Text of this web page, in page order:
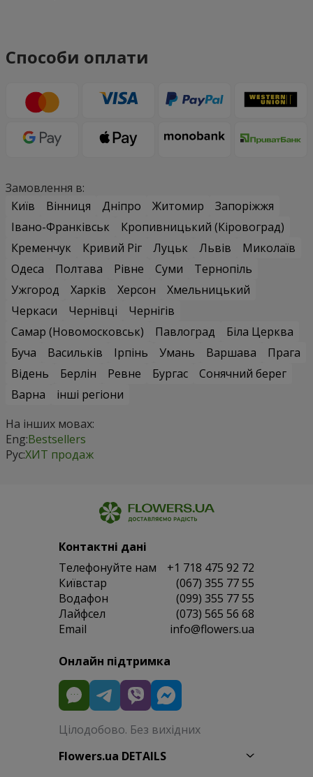
Способи оплати
Замовлення в:
Київ
Вінниця Дніпро Житомир
Запоріжжя
Івано-Франківськ
Кропивницький (Кіровоград)
Кременчук
Кривий Ріг Луцьк Львів
Миколаїв
Одеса
Полтава Рівне Суми
Тернопіль
Ужгород
Харків Херсон
Хмельницький
Черкаси
Чернівці
Чернігів
Самар (Новомосковськ)
Павлоград
Біла Церква
Буча
Васильків Ірпінь Умань Варшава
Прага
Відень
Берлін Ревне Бургас
Сонячний берег
Варна
інші регіони
На інших мовах:
Eng:Bestsellers
Рус:ХИТ продаж
Контактні дані
Телефонуйте нам
+1 718 475 92 72
Київстар
(067) 355 77 55
Водафон
(099) 355 77 55
Лайфсел
(073) 565 56 68
Email
info@flowers.ua
Онлайн підтримка
Цілодобово. Без вихідних
Flowers.ua DETAILS